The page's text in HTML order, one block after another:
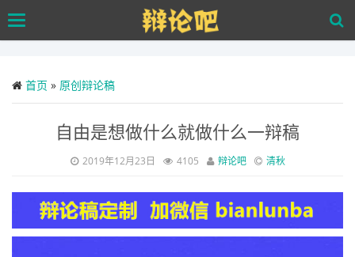
to
main
Toggle
首页 » 原创辩论稿
自由是想做什么就做什么一辩稿
2019年12月23日 4105 辩论吧 清秋